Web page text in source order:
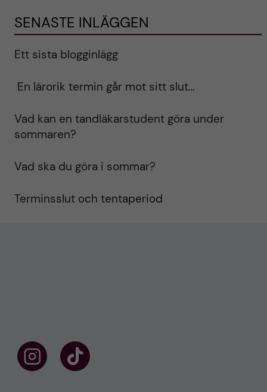
SENASTE INLÄGGEN
Ett sista blogginlägg
En lärorik termin går mot sitt slut…
Vad kan en tandläkarstudent göra under
sommaren?
Vad ska du göra i sommar?
Terminsslut och tentaperiod
F F